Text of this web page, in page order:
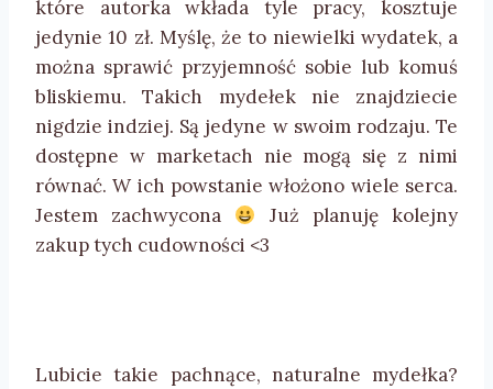
które autorka wkłada tyle pracy, kosztuje
jedynie 10 zł. Myślę, że to niewielki wydatek, a
można sprawić przyjemność sobie lub komuś
bliskiemu. Takich mydełek nie znajdziecie
nigdzie indziej. Są jedyne w swoim rodzaju. Te
dostępne w marketach nie mogą się z nimi
równać. W ich powstanie włożono wiele serca.
Jestem zachwycona
Już planuję kolejny
zakup tych cudowności <3
Lubicie takie pachnące, naturalne mydełka?